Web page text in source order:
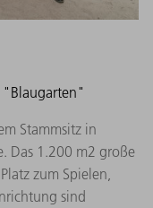
"Blaugarten"
Stammsitz in
Das 1.200 m2 große
zum Spielen,
sind